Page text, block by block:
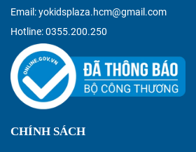
Email: yokidsplaza.hcm@gmail.com
Hotline: 0355.200.250
CHÍNH SÁCH